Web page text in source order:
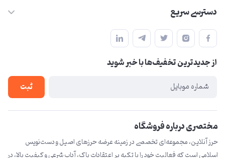
09210446578
herzeonline@gmail.com
مشهد مقدس ،خیابان امام رضا(ع) ، حرم مطهر رضوی ، فلکه آب ، بازار
امام رضا (ع)
دسترسی سریع
حساب کاربری
مجله فروشگاه
لیست محصولات
درباره ما
از جدید‌ترین تخفیف‌ها با‌ خبر شوید
ثبت
مختصری درباره فروشگاه
حرز آنلاین، مجموعه‌ای تخصصی در زمینه عرضه حرزهای اصیل و دست‌نویس
اسلامی است که فعالیت خود را با تکیه بر اعتقادات پاک، آداب شرعی و کیفیت بالا، در